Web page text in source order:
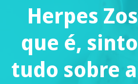
Herpes
que é,
tudo sobre